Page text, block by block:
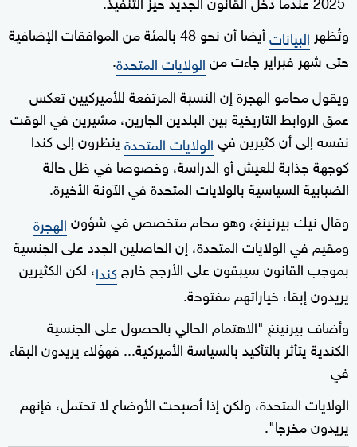
وتُظهر البيانات
أيضا أن نحو 48 بالمئة من الموافقات الإضافية
حتى شهر فبراير جاءت منالولايات المتحدة.
ويقول محامو الهجرة إن النسبة ‌المرتفعة للأميركيين تعكس
عمق الروابط التاريخية ‌بين البلدين الجارين، ⁠مشيرين في الوقت
نفسه إلى أن كثيرين فيالولايات المتحدةينظرون إلى كندا
كوجهة جذابة للعيش أو الدراسة، وخصوصا في ظل حالة
الضبابية السياسية بالولايات المتحدة في الآونة ⁠الأخيرة.
وقال نيك بيرنينغ، ‌وهو محام متخصص في شؤونالهجرة
ومقيم في الولايات المتحدة، ⁠إن الحاصلين الجدد على الجنسية
بموجب القانون سيبقون على الأرجح خارج ⁠كندا، لكن الكثيرين
يريدون إبقاء خياراتهم مفتوحة.
وأضاف بيرنينغ "الاهتمام الحالي بالحصول على الجنسية
الكندية يتأثر بالتأكيد بالسياسة ​الأميركية... فهؤلاء يريدون البقاء
⁠في
الولايات المتحدة، ولكن إذا ​أصبحت الأوضاع لا تحتمل، فإنهم
يريدون مخرجا".